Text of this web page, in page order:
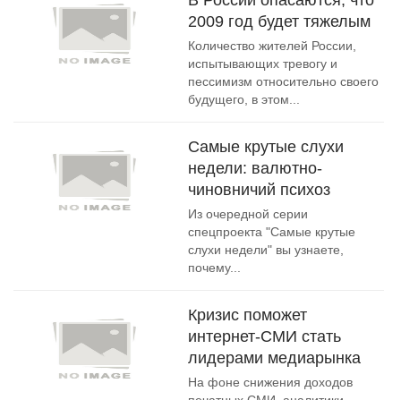
2009 год будет тяжелым
Количество жителей России,
испытывающих тревогу и
пессимизм относительно своего
будущего, в этом...
Самые крутые слухи
недели: валютно-
чиновничий психоз
Из очередной серии
спецпроекта "Самые крутые
слухи недели" вы узнаете,
почему...
Кризис поможет
интернет-СМИ стать
лидерами медиарынка
На фоне снижения доходов